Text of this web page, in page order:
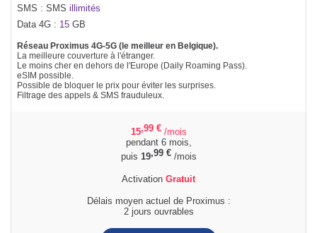
SMS : SMS illimités
Data 4G : 15 GB
Réseau Proximus 4G-5G (le meilleur en Belgique).
La meilleure couverture à l'étranger.
Le moins cher en dehors de l'Europe (Daily Roaming Pass).
eSIM possible.
Possible de bloquer le prix pour éviter les surprises.
Filtrage des appels & SMS frauduleux.
15,99 € /mois
pendant 6 mois,
puis 19,99 €/mois
Activation Gratuit
Délais moyen actuel de Proximus :
2 jours ouvrables